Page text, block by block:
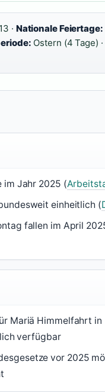
13 · Nationale Feiertage:
Ostern (4 Tage) ·
im Jahr 2025 (
einheitlich (
fallen im April
Mariä Himmelfahrt in
verfügbar
vor 2025